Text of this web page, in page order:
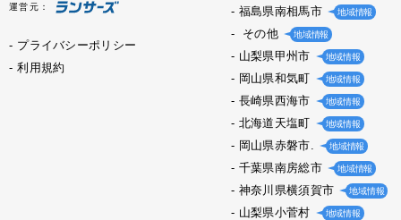
運営元：
プライバシーポリシー
利用規約
福島県南相馬市 地域情報
その他 地域情報
山梨県甲州市 地域情報
岡山県和気町 地域情報
長崎県西海市 地域情報
北海道天塩町 地域情報
岡山県赤磐市. 地域情報
千葉県南房総市 地域情報
神奈川県横須賀市 地域情報
山梨県小菅村 地域情報